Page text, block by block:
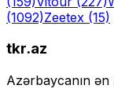
(1092)Zeetex (15)
tkr.az
Azərbaycanın